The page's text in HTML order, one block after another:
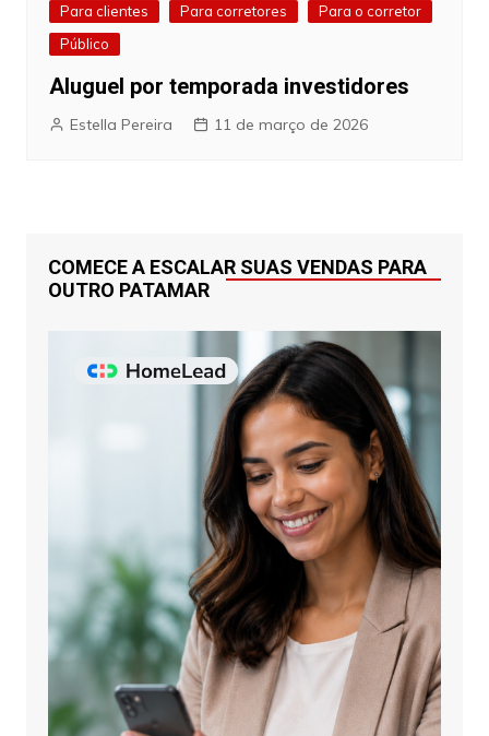
Para clientes
Para corretores
Para o corretor
Público
Aluguel por temporada investidores
Estella Pereira 11 de março de 2026
COMECE A ESCALAR SUAS VENDAS PARA
OUTRO PATAMAR